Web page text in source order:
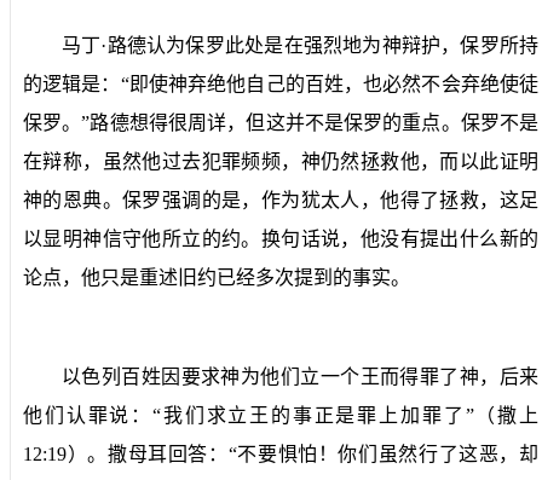
马丁·路德认为保罗此处是在强烈地为神辩护，保罗所持
的逻辑是：“即使神弃绝他自己的百姓，也必然不会弃绝使徒
保罗。”路德想得很周详，但这并不是保罗的重点。保罗不是
在辩称，虽然他过去犯罪频频，神仍然拯救他，而以此证明
神的恩典。保罗强调的是，作为犹太人，他得了拯救，这足
以显明神信守他所立的约。换句话说，他没有提出什么新的
论点，他只是重述旧约已经多次提到的事实。
以色列百姓因要求神为他们立一个王而得罪了神，后来
他们认罪说：“我们求立王的事正是罪上加罪了”（撒上
12:19）。撒母耳回答：“不要惧怕！你们虽然行了这恶，却